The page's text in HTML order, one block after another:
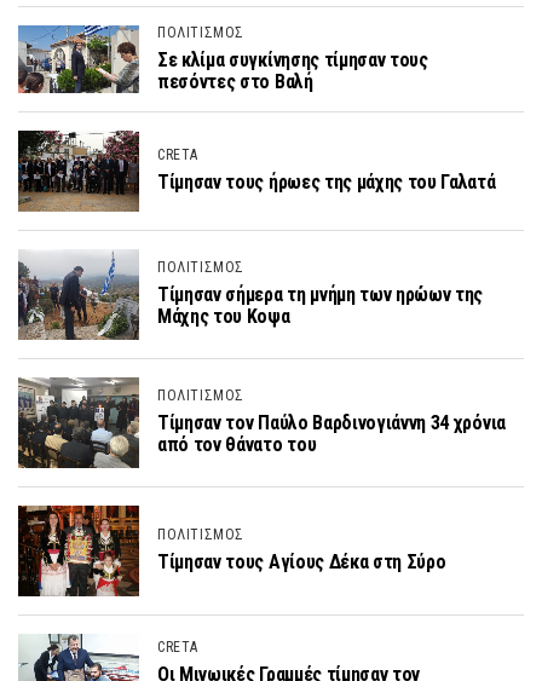
ΠΟΛΙΤΙΣΜΟΣ
Σε κλίμα συγκίνησης τίμησαν τους
πεσόντες στο Βαλή
CRETA
Τίμησαν τους ήρωες της μάχης του Γαλατά
ΠΟΛΙΤΙΣΜΟΣ
Τίμησαν σήμερα τη μνήμη των ηρώων της
Μάχης του Κοψα
ΠΟΛΙΤΙΣΜΟΣ
Τίμησαν τον Παύλο Βαρδινογιάννη 34 χρόνια
από τον θάνατο του
ΠΟΛΙΤΙΣΜΟΣ
Τίμησαν τους Αγίους Δέκα στη Σύρο
CRETA
Οι Μινωικές Γραμμές τίμησαν τον